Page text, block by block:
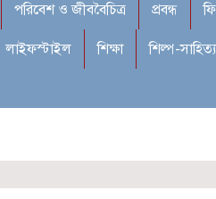
পরিবেশ ও জীববৈচিত্র প্রবন্ধ
লাইফস্টাইল শিক্ষা শিল্প-সাহিত্য